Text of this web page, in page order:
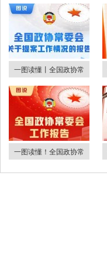
一图读懂丨全国政协常
一图读懂！全国政协常